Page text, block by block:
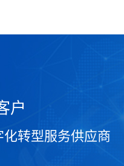
户
转型服务供应商